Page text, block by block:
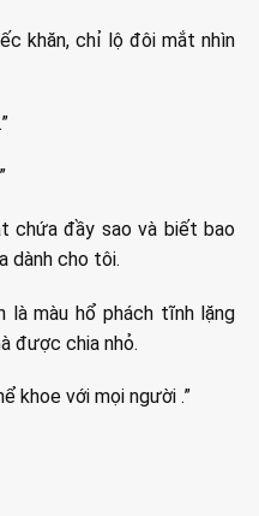
khăn, chỉ lộ đôi mắt nhìn
chứa đầy sao và biết bao
dành cho tôi.
là màu hổ phách tĩnh lặng
được chia nhỏ.
khoe với mọi người .”